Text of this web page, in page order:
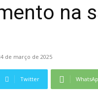
na
de março de 2025
Twitter